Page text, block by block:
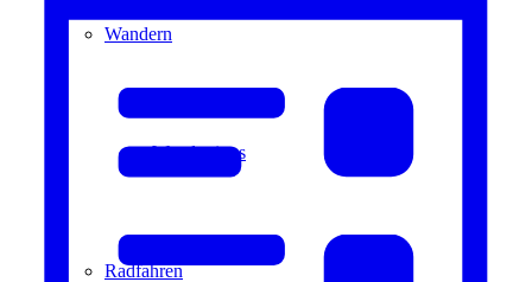
Wandern
Wandertipps
Radfahren